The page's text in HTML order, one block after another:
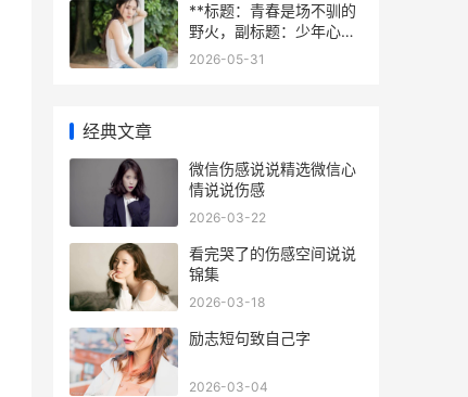
**标题：青春是场不驯的
野火，副标题：少年心气
与时光烙印**
2026-05-31
经典文章
​微信伤感说说精选微信心
情说说伤感
2026-03-22
​看完哭了的伤感空间说说
锦集
2026-03-18
​励志短句致自己字
2026-03-04